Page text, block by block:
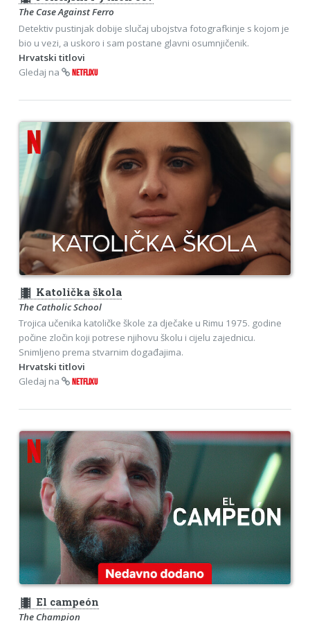
The Case Against Ferro
Detektiv pustinjak dobije slučaj ubojstva fotografkinje s kojom je
bio u vezi, a uskoro i sam postane glavni osumnjičenik.
Hrvatski titlovi
Gledaj na
NETFLIXU
theaters Katolička škola
The Catholic School
Trojica učenika katoličke škole za dječake u Rimu 1975. godine
počine zločin koji potrese njihovu školu i cijelu zajednicu.
Snimljeno prema stvarnim događajima.
Hrvatski titlovi
Gledaj na
NETFLIXU
theaters El campeón
The Champion